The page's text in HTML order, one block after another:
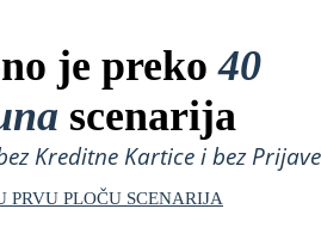
je preko40
scenarija
Kreditne Kartice i bez
PRVU PLOČU SCENARIJA